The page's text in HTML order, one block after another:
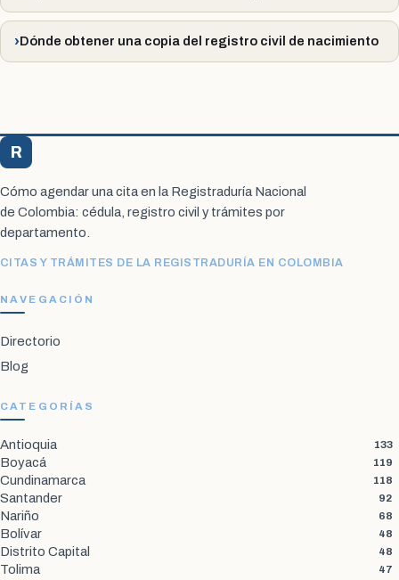
Dónde obtener una copia del registro civil de nacimiento
R
Cómo agendar una cita en la Registraduría Nacional
de Colombia: cédula, registro civil y trámites por
departamento.
CITAS Y TRÁMITES DE LA REGISTRADURÍA EN COLOMBIA
NAVEGACIÓN
Directorio
Blog
CATEGORÍAS
Antioquia 133
Boyacá 119
Cundinamarca 118
Santander 92
Nariño 68
Bolívar 48
Distrito Capital 48
Tolima 47